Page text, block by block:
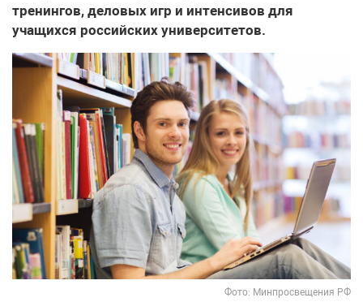
тренингов, деловых игр и интенсивов для
учащихся российских университетов.
Фото: Минпросвещения РФ